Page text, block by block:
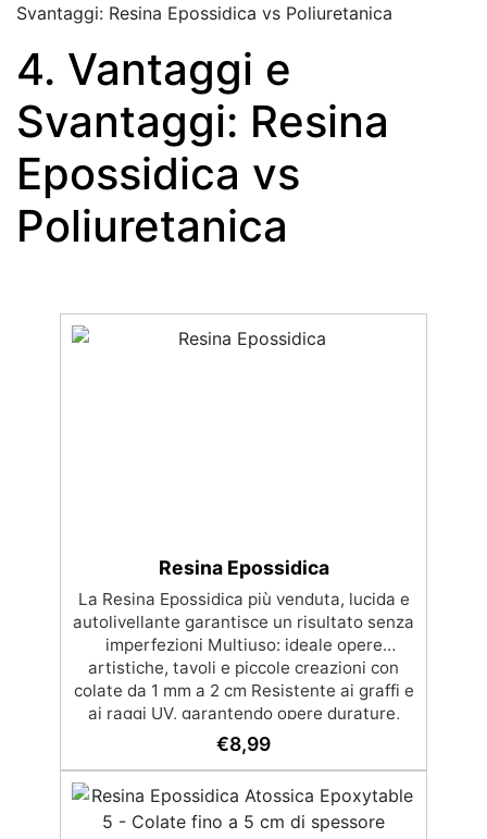
Svantaggi: Resina Epossidica vs Poliuretanica
4. Vantaggi e
Svantaggi: Resina
Epossidica vs
Poliuretanica
Resina Epossidica
La Resina Epossidica più venduta, lucida e
autolivellante garantisce un risultato senza
imperfezioni Multiuso: ideale opere
artistiche, tavoli e piccole creazioni con
colate da 1 mm a 2 cm Resistente ai graffi e
ai raggi UV, garantendo opere durature,
vibranti e senza ingiallimenti nel tempo
Bassa viscosità e formula anti-bolle per
risultati impeccabili, perfetti per colate di
stampi e inglobamenti Certificata Atossica
post catalisi per contatto con la pelle, BPA
€8,99